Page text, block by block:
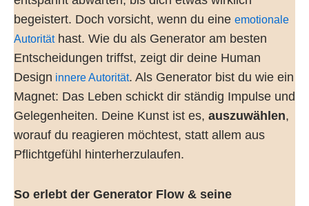
begeistert. Doch vorsicht, wenn du eine emotionale
Autoritäthast. Wie du als Generator am besten
Entscheidungen triffst, zeigt dir deine Human
Design innere Autorität. Als Generator bist du wie ein
Magnet: Das Leben schickt dir ständig Impulse und
Gelegenheiten. Deine Kunst ist es, auszuwählen,
worauf du reagieren möchtest, statt allem aus
Pflichtgefühl hinterherzulaufen.
So erlebt der Generator Flow & seine